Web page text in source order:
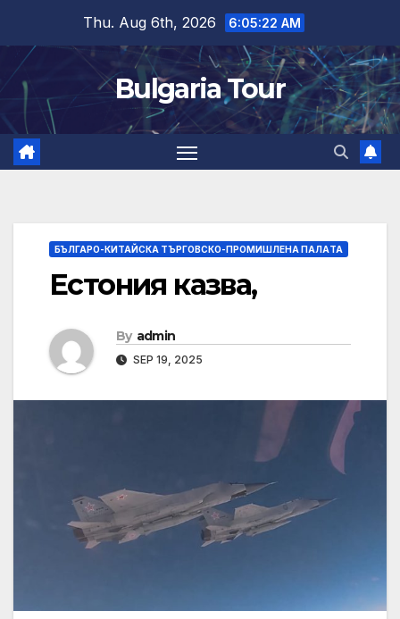
content
Thu. Aug 6th, 2026 6:05:23 AM
Bulgaria Tour
БЪЛГАРО-КИТАЙСКА ТЪРГОВСКО-ПРОМИШЛЕНА ПАЛAТА
Естония казва,
By admin
SEP 19, 2025